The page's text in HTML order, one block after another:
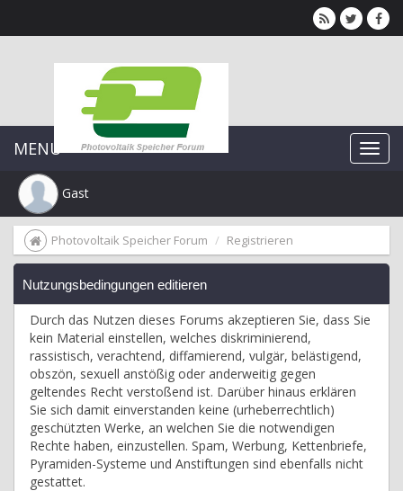
MENU
Gast
Photovoltaik Speicher Forum Registrieren
Nutzungsbedingungen editieren
Durch das Nutzen dieses Forums akzeptieren Sie, dass Sie
kein Material einstellen, welches diskriminierend,
rassistisch, verachtend, diffamierend, vulgär, belästigend,
obszön, sexuell anstößig oder anderweitig gegen
geltendes Recht verstoßend ist. Darüber hinaus erklären
Sie sich damit einverstanden keine (urheberrechtlich)
geschützten Werke, an welchen Sie die notwendigen
Rechte haben, einzustellen. Spam, Werbung, Kettenbriefe,
Pyramiden-Systeme und Anstiftungen sind ebenfalls nicht
gestattet.